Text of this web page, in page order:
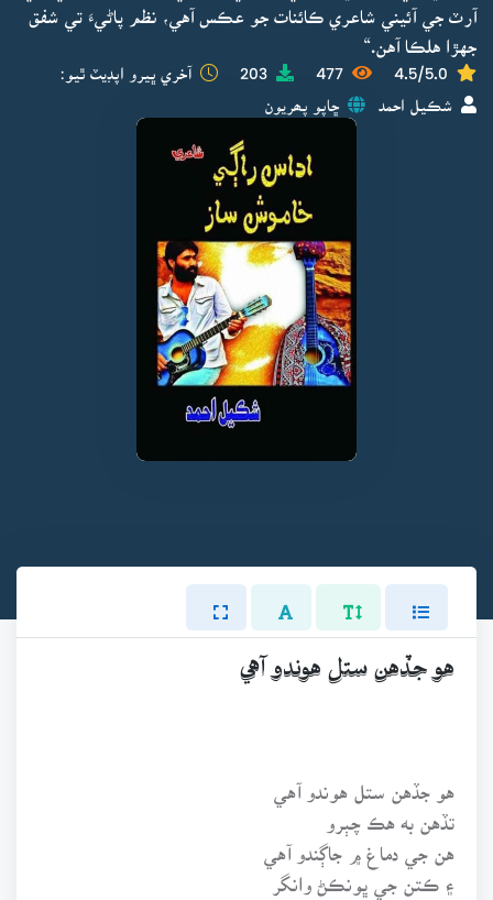
آرٽ جي آئيني شاعري ڪائنات جو عڪس آهي، نظم پاڻيءَ تي شفق
جهڙا هلڪا آهن.“
4.5/5.0
477
203 آخري ڀيرو اپڊيٽ ٿيو:
شڪيل احمد ڇاپو پھريون
هو جڏهن ستل هوندو آهي
هو جڏهن ستل هوندو آهي
تڏهن به هڪ چٻرو
هن جي دماغ ۾ جاڳندو آهي
۽ ڪتن جي ڀونڪڻ وانگر